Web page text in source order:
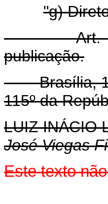
"g)
Art. 2º
publicação.
Brasília, 18
115º da
LUIZ INÁCIO
José Viegas
Este texto